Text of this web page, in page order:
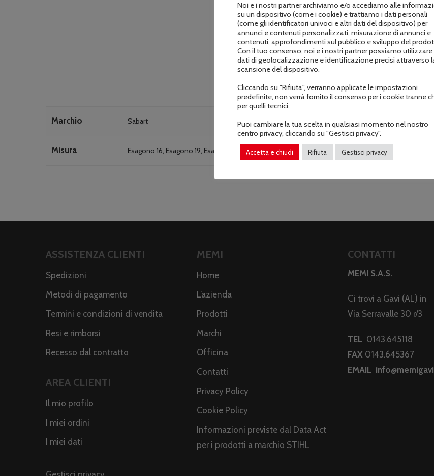
Informazioni aggiuntive
Marchio Sabart
Misura Esagono 16, Esagono 19, Esagono 21
ASSISTENZA CLIENTI
Spedizioni
Metodi di pagamento
Termini e condizioni di vendita
Resi e rimborsi
Recesso dal contratto
AREA CLIENTI
Il mio profilo
I miei ordini
I miei dati
MEMI
Home
L’azienda
Prodotti
Marchi
Officina
Contatti
Privacy Policy
Cookie Policy
Informazioni previste dal Data Act
per i prodotti a marchio STIHL
CONTATTI
MEMI S.A.S.
Ci trovi a Gavi (AL) in
Via Serravalle 30 r/3
TEL 0143.645118
FAX 0143.645367
EMAIL
Noi e i nostri partner archiviamo e/o accediamo alle
su un dispositivo (come i cookie) e trattiamo i dati personali
(come gli identificatori univoci e altri dati del dispositivo) per
annunci e contenuti personalizzati, misurazione di annunci e
contenuti, approfondimenti sul pubblico e sviluppo del
Con il tuo consenso, noi e i nostri partner possiamo utilizzare
dati di geolocalizzazione e identificazione precisi attraverso
scansione del dispositivo.
Cliccando su "Rifiuta", verranno applicate le impostazioni
predefinite, non verrà fornito il consenso per i cookie tranne
per quelli tecnici.
Puoi cambiare la tua scelta in qualsiasi momento nel nostro
centro privacy, cliccando su "Gestisci privacy".
Accetta e chiudi Rifiuta Gestisci privacy